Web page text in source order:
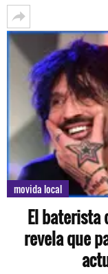
movida local
El baterista
revela que